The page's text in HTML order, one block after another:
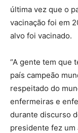
última vez que o
vacinação foi em
alvo foi vacinado.
“A gente tem que
país campeão
respeitado do
enfermeiras e
durante discurso
presidente fez um